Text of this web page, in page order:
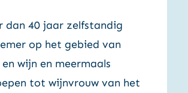
dan 40 jaar zelfstandig
op het gebied van
wijn en meermaals
tot wijnvrouw van het